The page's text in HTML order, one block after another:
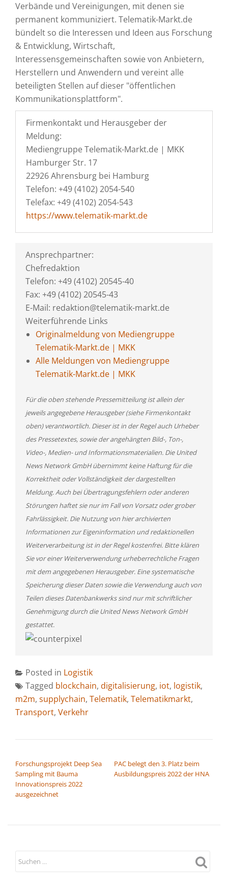
Verbände und Vereinigungen, mit denen sie
permanent kommuniziert. Telematik-Markt.de
bündelt so die Interessen und Ideen aus Forschung
& Entwicklung, Wirtschaft,
Interessensgemeinschaften sowie von Anbietern,
Herstellern und Anwendern und vereint alle
beteiligten Stellen auf dieser "öffentlichen
Kommunikationsplattform".
Firmenkontakt und Herausgeber der
Meldung:
Mediengruppe Telematik-Markt.de | MKK
Hamburger Str. 17
22926 Ahrensburg bei Hamburg
Telefon: +49 (4102) 2054-540
Telefax: +49 (4102) 2054-543
https://www.telematik-markt.de
Ansprechpartner:
Chefredaktion
Telefon: +49 (4102) 20545-40
Fax: +49 (4102) 20545-43
E-Mail: redaktion@telematik-markt.de
Weiterführende Links
Originalmeldung von Mediengruppe
Telematik-Markt.de | MKK
Alle Meldungen von Mediengruppe
Telematik-Markt.de | MKK
Für die oben stehende Pressemitteilung ist allein der
jeweils angegebene Herausgeber (siehe Firmenkontakt
oben) verantwortlich. Dieser ist in der Regel auch Urheber
des Pressetextes, sowie der angehängten Bild-, Ton-,
Video-, Medien- und Informationsmaterialien. Die United
News Network GmbH übernimmt keine Haftung für die
Korrektheit oder Vollständigkeit der dargestellten
Meldung. Auch bei Übertragungsfehlern oder anderen
Störungen haftet sie nur im Fall von Vorsatz oder grober
Fahrlässigkeit. Die Nutzung von hier archivierten
Informationen zur Eigeninformation und redaktionellen
Weiterverarbeitung ist in der Regel kostenfrei. Bitte klären
Sie vor einer Weiterverwendung urheberrechtliche Fragen
mit dem angegebenen Herausgeber. Eine systematische
Speicherung dieser Daten sowie die Verwendung auch von
Teilen dieses Datenbankwerks sind nur mit schriftlicher
Genehmigung durch die United News Network GmbH
gestattet.
Posted in Logistik
Tagged blockchain, digitalisierung, iot, logistik,
m2m, supplychain, Telematik, Telematikmarkt,
Transport, Verkehr
Forschungsprojekt Deep Sea
Sampling mit Bauma
Innovationspreis 2022
ausgezeichnet
PAC belegt den 3. Platz beim
Ausbildungspreis 2022 der HNA